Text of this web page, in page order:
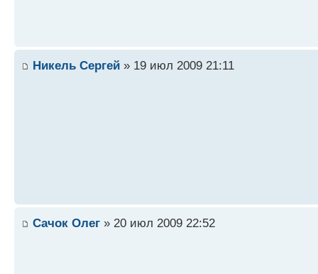
Никель Сергей » 19 июл 2009 21:11
Сачок Олег » 20 июл 2009 22:52